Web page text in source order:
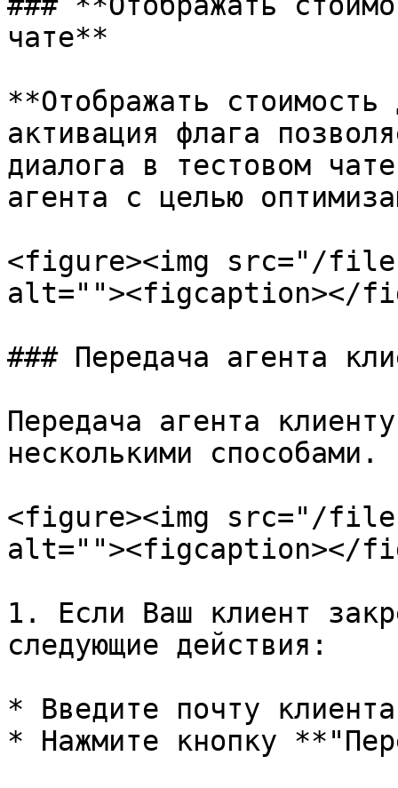
чате**
**Отображать
активация флага
диалога в тестовом
агента с целью
<figure><img src="/
alt=""><figcaption></
### Передача агента
Передача агента
несколькими способами.
<figure><img src="/files/
alt=""><figcaption></
1. Если Ваш клиент
следующие действия:
* Введите почту
* Нажмите кнопку